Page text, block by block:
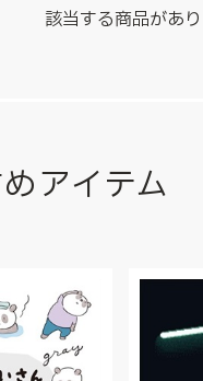
該当する商品があり
アイテム